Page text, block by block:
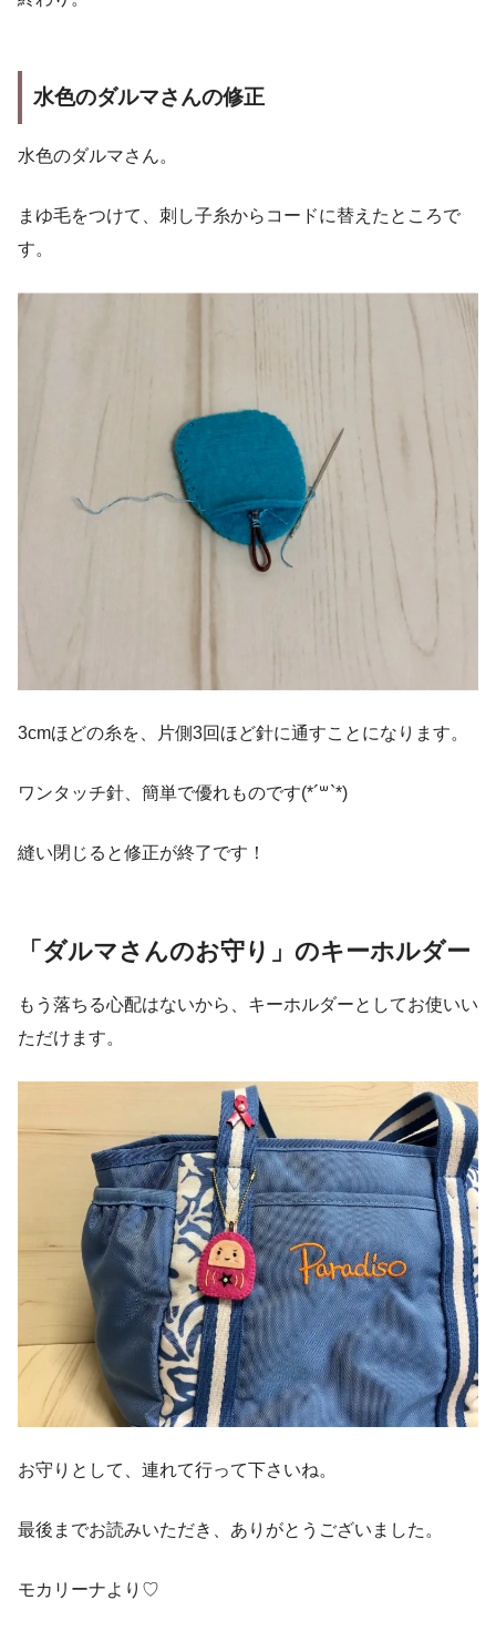
水色のダルマさんの修正
水色のダルマさん。
まゆ毛をつけて、刺し子糸からコードに替えたところで
す。
3cmほどの糸を、片側3回ほど針に通すことになります。
ワンタッチ針、簡単で優れものです(*´꒳`*)
縫い閉じると修正が終了です！
「ダルマさんのお守り」のキーホルダー
もう落ちる心配はないから、キーホルダーとしてお使いい
ただけます。
お守りとして、連れて行って下さいね。
最後までお読みいただき、ありがとうございました。
モカリーナより♡